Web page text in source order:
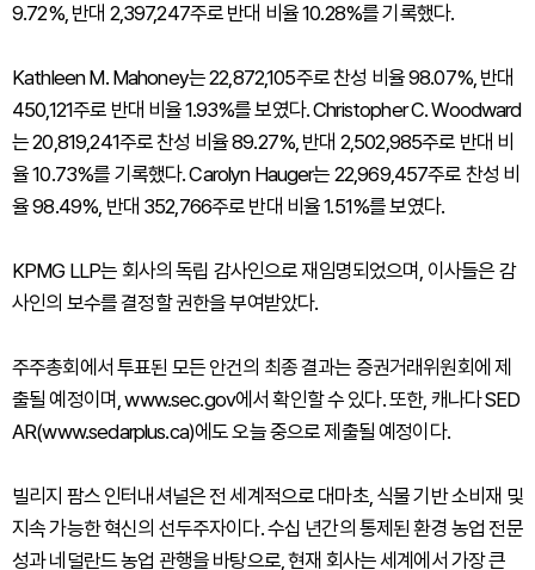
9.72%, 반대 2,397,247주로 반대 비율 10.28%를 기록했다.
Kathleen M. Mahoney는 22,872,105주로 찬성 비율 98.07%, 반대
450,121주로 반대 비율 1.93%를 보였다. Christopher C. Woodward
는 20,819,241주로 찬성 비율 89.27%, 반대 2,502,985주로 반대 비
율 10.73%를 기록했다. Carolyn Hauger는 22,969,457주로 찬성 비
율 98.49%, 반대 352,766주로 반대 비율 1.51%를 보였다.
KPMG LLP는 회사의 독립 감사인으로 재임명되었으며, 이사들은 감
사인의 보수를 결정할 권한을 부여받았다.
주주총회에서 투표된 모든 안건의 최종 결과는 증권거래위원회에 제
출될 예정이며, www.sec.gov에서 확인할 수 있다. 또한, 캐나다 SED
AR(www.sedarplus.ca)에도 오늘 중으로 제출될 예정이다.
빌리지 팜스 인터내셔널은 전 세계적으로 대마초, 식물 기반 소비재 및
지속 가능한 혁신의 선두주자이다. 수십 년간의 통제된 환경 농업 전문
성과 네덜란드 농업 관행을 바탕으로, 현재 회사는 세계에서 가장 큰